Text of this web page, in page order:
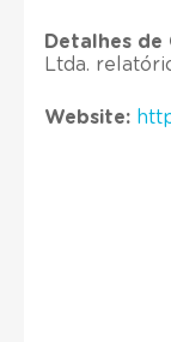
Detalhes
Ltda.
Website: